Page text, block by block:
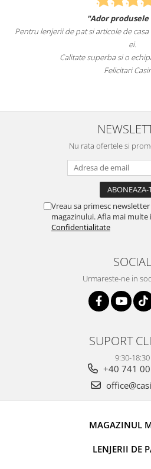
"Ador produsele
Pentru lenjerii de pat si articole de
ei.
Calitate superba si o
Felicitari
Nu rata ofertele si
Vreau sa primesc
magazinului. Afla mai multe
Confidentialitate
SOCIAL
Urmareste-ne in
SUPORT
9:30-18:30
+40 741
MAGAZINUL
LENJERII DE